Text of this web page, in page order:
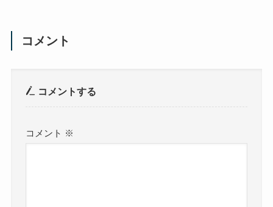
コメント
コメントする
コメント ※